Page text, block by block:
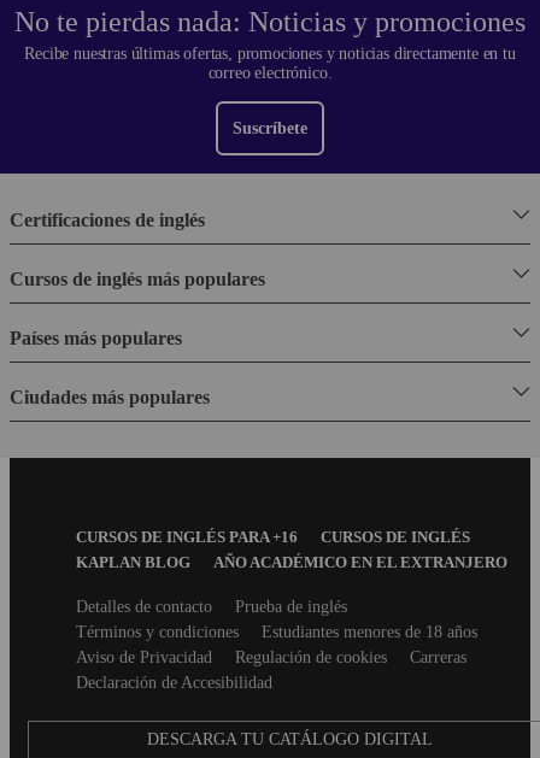
No te pierdas nada: Noticias y promociones
Recibe nuestras últimas ofertas, promociones y noticias directamente en tu
correo electrónico.
Suscríbete
Certificaciones de inglés
Cursos de inglés más populares
Países más populares
Ciudades más populares
FooterCURSOS DE INGLÉS PARA +16
CURSOS DE INGLÉS
KAPLAN BLOG
AÑO ACADÉMICO EN EL EXTRANJERO
SecondaryDetalles de contacto
Prueba de inglés
Términos y condiciones
Estudiantes menores de 18 años
Aviso de Privacidad
Regulación de cookies
Carreras
Declaración de Accesibilidad
DESCARGA TU CATÁLOGO DIGITAL